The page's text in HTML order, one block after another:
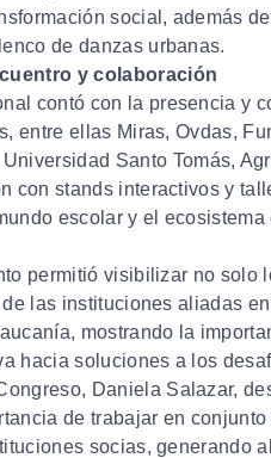
social, además
de danzas urbanas.
y colaboración
contó con la presencia y
entre ellas Miras, Ovdas,
Santo Tomás,
con stands interactivos y
escolar y el
permitió visibilizar no solo
las instituciones aliadas
mostrando la
hacia soluciones a los
Daniela Salazar,
de trabajar en
socias, generando